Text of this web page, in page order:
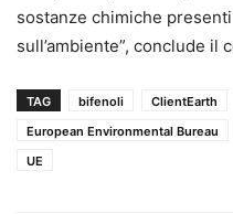
sostanze chimiche
sull’ambiente”, conclude il
TAG bifenoli ClientEarth
European Environmental Bureau
UE